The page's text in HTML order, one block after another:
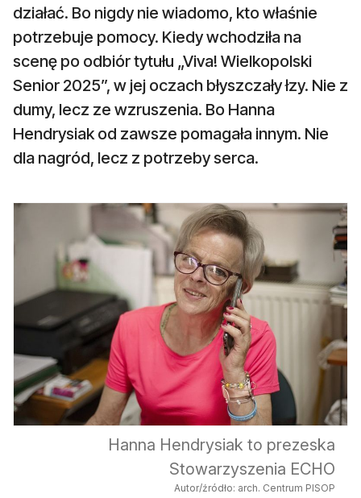
działać. Bo nigdy nie wiadomo, kto właśnie
potrzebuje pomocy. Kiedy wchodziła na
scenę po odbiór tytułu „Viva! Wielkopolski
Senior 2025”, w jej oczach błyszczały łzy. Nie z
dumy, lecz ze wzruszenia. Bo Hanna
Hendrysiak od zawsze pomagała innym. Nie
dla nagród, lecz z potrzeby serca.
Hanna Hendrysiak to prezeska
Stowarzyszenia ECHO
Autor/źródło: arch. Centrum PISOP